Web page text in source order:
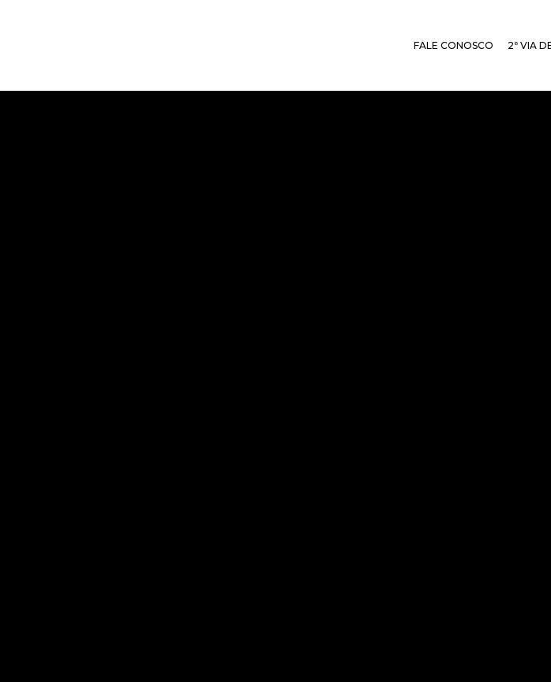
2ª VIA
FALE CONOSCO